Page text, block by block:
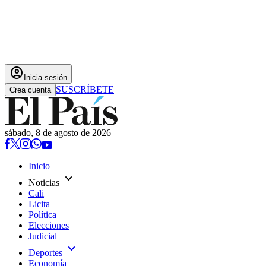
account_circle Inicia sesión
Crea cuenta SUSCRÍBETE
sábado, 8 de agosto de 2026
Inicio
Noticias expand_more
Cali
Licita
Política
Elecciones
Judicial
Deportes expand_more
Economía